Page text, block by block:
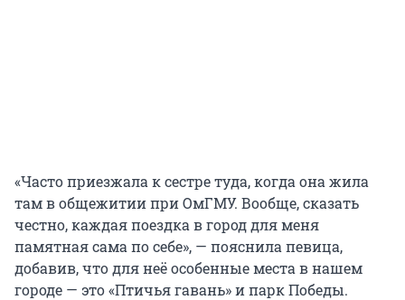
«Часто приезжала к сестре туда, когда она жила
там в общежитии при ОмГМУ. Вообще, сказать
честно, каждая поездка в город для меня
памятная сама по себе», — пояснила певица,
добавив, что для неё особенные места в нашем
городе — это «Птичья гавань» и парк Победы.